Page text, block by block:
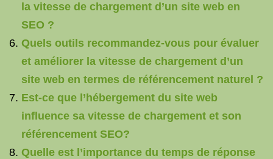
la vitesse de chargement d’un site web en
SEO ?
Quels outils recommandez-vous pour évaluer
et améliorer la vitesse de chargement d’un
site web en termes de référencement naturel ?
Est-ce que l’hébergement du site web
influence sa vitesse de chargement et son
référencement SEO?
Quelle est l’importance du temps de réponse